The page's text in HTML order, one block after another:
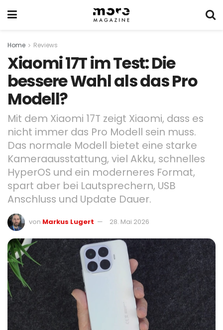
Home Reviews
Xiaomi 17T im Test: Die
bessere Wahl als das Pro
Modell?
Mit dem Xiaomi 17T zeigt Xiaomi, dass es
nicht immer das Pro Modell sein muss.
Das normale Modell bietet eine starke
Kameraausstattung, viel Akku, schnelles
HyperOS und ein moderneres Format,
spart aber bei Lautsprechern, USB
Anschluss und Update Dauer.
von Markus Lugert 28. Mai 2026